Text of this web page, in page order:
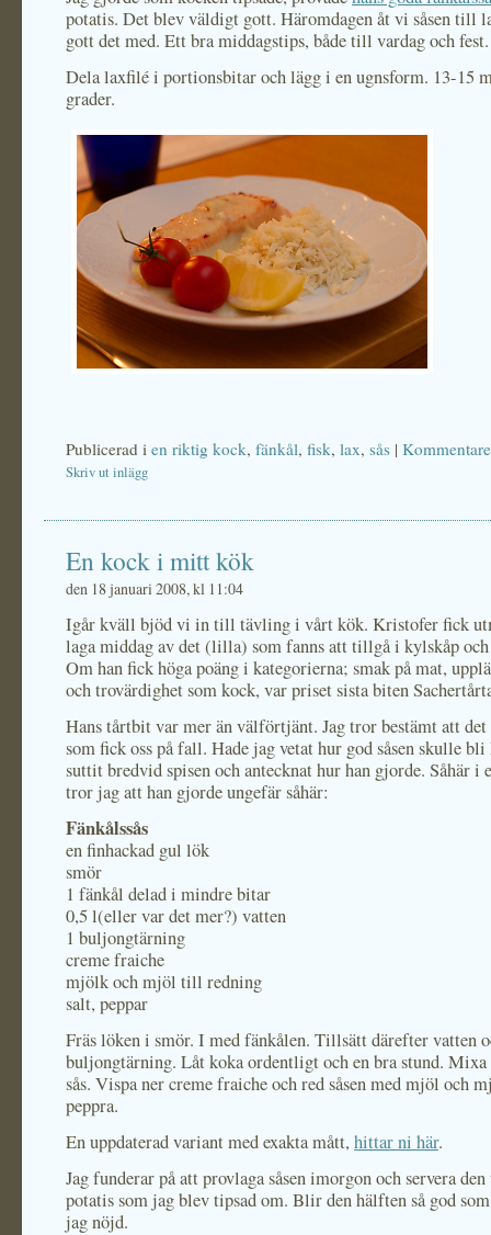
potatis. Det blev väldigt gott. Häromdagen åt vi såsen till
gott det med. Ett bra middagstips, både till vardag och fest.
Dela laxfilé i portionsbitar och lägg i en ugnsform. 13-15
grader.
Publicerad i en riktig kock, fänkål, fisk, lax, sås |
Skriv ut inlägg
En kock i mitt kök
den 18 januari 2008, kl 11:04
Igår kväll bjöd vi in till tävling i vårt kök. Kristofer fick
laga middag av det (lilla) som fanns att tillgå i kylskåp
Om han fick höga poäng i kategorierna; smak på mat,
och trovärdighet som kock, var priset sista biten
Hans tårtbit var mer än välförtjänt. Jag tror bestämt att det
som fick oss på fall. Hade jag vetat hur god såsen skulle bli
suttit bredvid spisen och antecknat hur han gjorde. Såhär i
tror jag att han gjorde ungefär såhär:
Fänkålssås
en finhackad gul lök
smör
1 fänkål delad i mindre bitar
0,5 l(eller var det mer?) vatten
1 buljongtärning
creme fraiche
mjölk och mjöl till redning
salt, peppar
Fräs löken i smör. I med fänkålen. Tillsätt därefter vatten
buljongtärning. Låt koka ordentligt och en bra stund.
sås. Vispa ner creme fraiche och red såsen med mjöl och
peppra.
En uppdaterad variant med exakta mått, hittar ni här.
Jag funderar på att provlaga såsen imorgon och servera
potatis som jag blev tipsad om. Blir den hälften så god
jag nöjd.